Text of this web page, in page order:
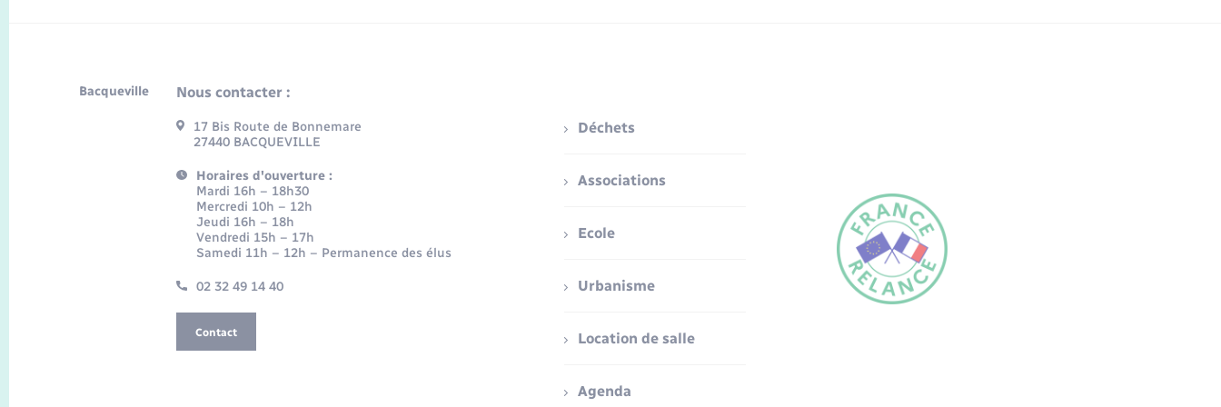
Bacqueville Nous contacter :
17 Bis Route de Bonnemare
27440 BACQUEVILLE
Horaires d'ouverture :
Mardi 16h – 18h30
Mercredi 10h – 12h
Jeudi 16h – 18h
Vendredi 15h – 17h
Samedi 11h – 12h – Permanence des élus
02 32 49 14 40
Contact
Déchets
Associations
Ecole
Urbanisme
Location de salle
Agenda